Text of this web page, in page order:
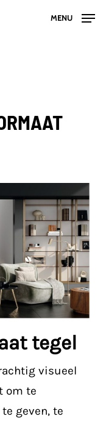
MENU
tegel
visueel
om te
geven, te